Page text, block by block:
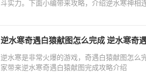
斗实力。下面小编带来攻略，介绍逆水寒神相
逆水寒奇遇白猿献图怎么完成 逆水寒奇
逆水寒是非常火爆的游戏，奇遇白猿献图怎么
家带来逆水寒奇遇白猿献图完成攻略介绍